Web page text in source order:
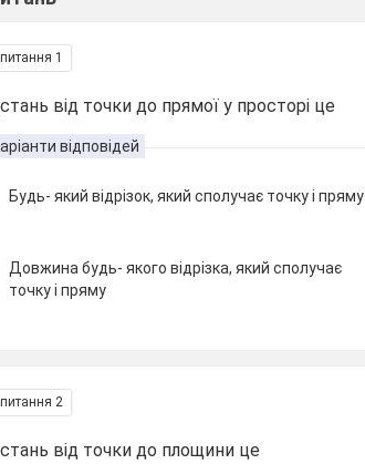
1
від точки до прямої у просторі це
відповідей
Будь- який відрізок, який сполучає точку і пряму
Довжина будь- якого відрізка, який сполучає
точку і пряму
2
від точки до площини це